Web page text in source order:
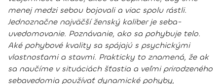
menej medzi sebou bojovali a viac spolu rástli.
Jednoznačne najväčší ženský kaliber je seba-
uvedomovanie. Poznávanie, ako sa pohybuje telo.
Aké pohybové kvality sa spájajú s psychickými
vlastnosťami a stavmi. Prakticky to znamená, že ak
sa naučíme v situáciách šťastia a veľmi prirodzeného
sebavedomia používať dynamické pohyby,